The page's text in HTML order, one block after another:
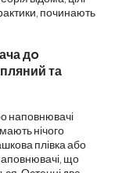
починають
дo
та
наповнювачі
нічого
плівка або
наповнювачі, що